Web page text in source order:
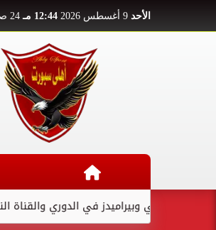
الأحد 12:44 مـ 24 صفر 1448
الأهلي وبيراميدز في الدوري والقناة الناقلة